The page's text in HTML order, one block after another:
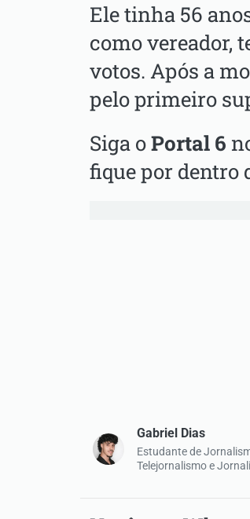
Ele tinha 56
como vereador,
votos. Após a
pelo primeiro
Siga oPortal 6
fique por dentro
Gabriel Dias
Estudante de
Telejornalismo e